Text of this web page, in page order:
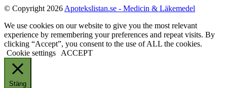
© Copyright 2026 Apotekslistan.se - Medicin & Läkemedel
We use cookies on our website to give you the most relevant
experience by remembering your preferences and repeat visits. By
clicking “Accept”, you consent to the use of ALL the cookies.
Cookie settings
ACCEPT
Stäng